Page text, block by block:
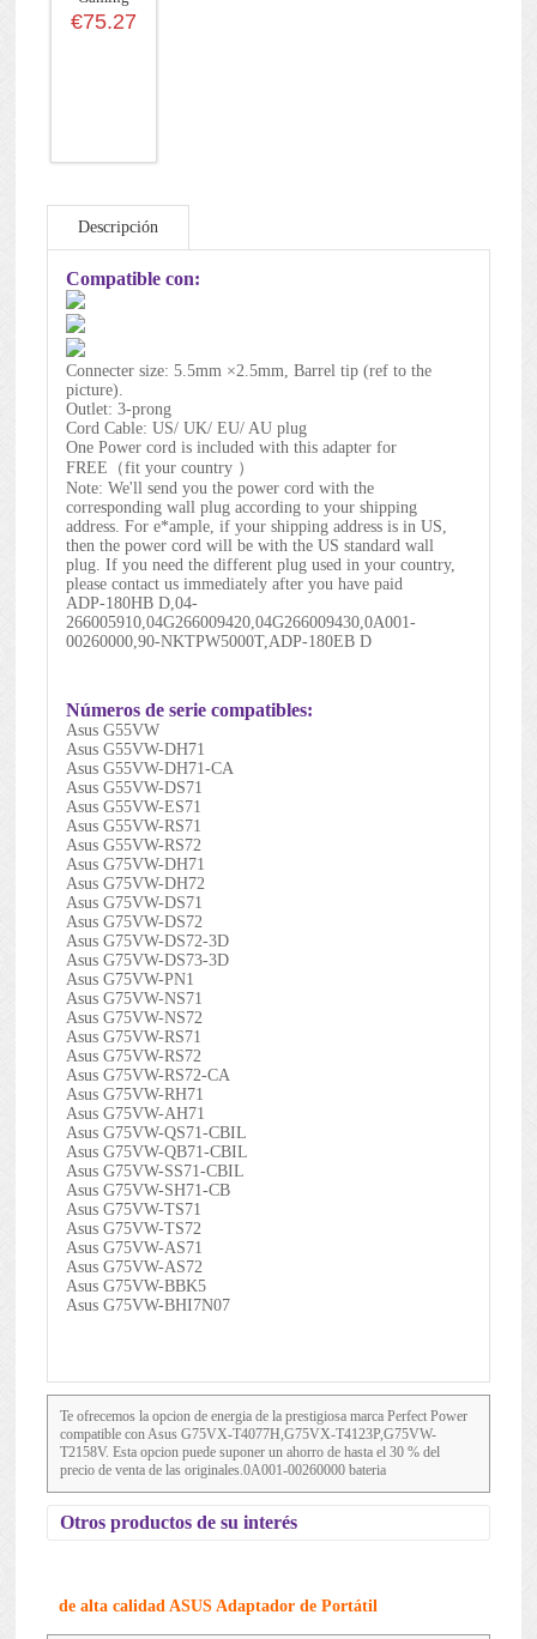
Laptop
€75.27
Descripción
Compatible con:
Connecter size: 5.5mm ×2.5mm, Barrel tip (ref to the
picture).
Outlet: 3-prong
Cord Cable: US/ UK/ EU/ AU plug
One Power cord is included with this adapter for
FREE（fit your country ）
Note: We'll send you the power cord with the
corresponding wall plug according to your shipping
address. For e*ample, if your shipping address is in US,
then the power cord will be with the US standard wall
plug. If you need the different plug used in your country,
please contact us immediately after you have paid
ADP-180HB D,04-
266005910,04G266009420,04G266009430,0A001-
00260000,90-NKTPW5000T,ADP-180EB D
Números de serie compatibles:
Asus G55VW
Asus G55VW-DH71
Asus G55VW-DH71-CA
Asus G55VW-DS71
Asus G55VW-ES71
Asus G55VW-RS71
Asus G55VW-RS72
Asus G75VW-DH71
Asus G75VW-DH72
Asus G75VW-DS71
Asus G75VW-DS72
Asus G75VW-DS72-3D
Asus G75VW-DS73-3D
Asus G75VW-PN1
Asus G75VW-NS71
Asus G75VW-NS72
Asus G75VW-RS71
Asus G75VW-RS72
Asus G75VW-RS72-CA
Asus G75VW-RH71
Asus G75VW-AH71
Asus G75VW-QS71-CBIL
Asus G75VW-QB71-CBIL
Asus G75VW-SS71-CBIL
Asus G75VW-SH71-CB
Asus G75VW-TS71
Asus G75VW-TS72
Asus G75VW-AS71
Asus G75VW-AS72
Asus G75VW-BBK5
Asus G75VW-BHI7N07
Te ofrecemos la opcion de energia de la prestigiosa marca Perfect Power
compatible con Asus G75VX-T4077H,G75VX-T4123P,G75VW-
T2158V. Esta opcion puede suponer un ahorro de hasta el 30 % del
precio de venta de las originales.0A001-00260000 bateria
Otros productos de su interés
de alta calidad ASUS Adaptador de Portátil